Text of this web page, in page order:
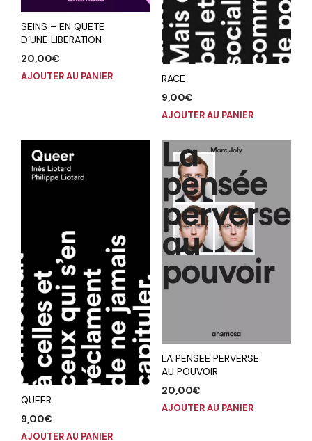
SEINS – EN QUETE
D’UNE LIBERATION
20,00€
AJOUTER AU PANIER
RACE
9,00€
AJOUTER AU PANIER
QUEER
9,00€
AJOUTER AU PANIER
LA PENSEE PERVERSE
AU POUVOIR
20,00€
AJOUTER AU PANIER